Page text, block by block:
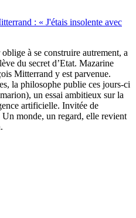
: « J'étais insolente avec
à se construire autrement, a
du secret d’Etat. Mazarine
Mitterrand y est parvenue.
la philosophe publie ces jours-ci
un essai ambitieux sur la
artificielle. Invitée de
Un monde, un regard, elle revient